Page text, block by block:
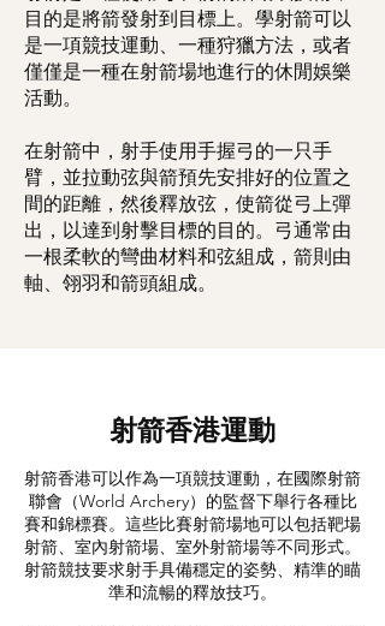
目的是將箭發射到目標上。學射箭可以
是一項競技運動、一種狩獵方法，或者
僅僅是一種在射箭場地進行的休閒娛樂
活動。
在射箭中，射手使用手握弓的一只手
臂，並拉動弦與箭預先安排好的位置之
間的距離，然後釋放弦，使箭從弓上彈
出，以達到射擊目標的目的。弓通常由
一根柔軟的彎曲材料和弦組成，箭則由
軸、翎羽和箭頭組成。
射箭香港運動
射箭香港可以作為一項競技運動，在國際射箭
聯會（World Archery）的監督下舉行各種比
賽和錦標賽。這些比賽射箭場地可以包括靶場
射箭、室內射箭場、室外射箭場等不同形式。
射箭競技要求射手具備穩定的姿勢、精準的瞄
準和流暢的釋放技巧。